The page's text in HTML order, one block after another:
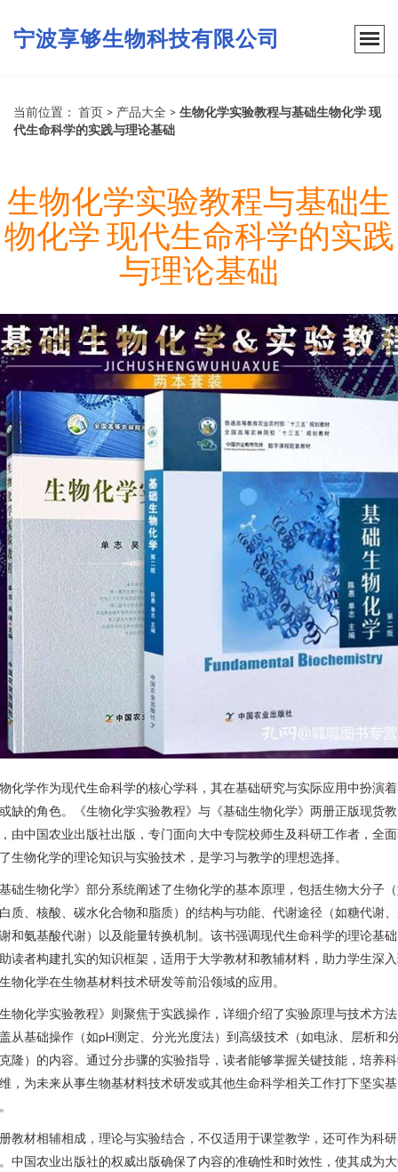
宁波享够生物科技有限公司
当前位置： 首页 > 产品大全 > 生物化学实验教程与基础生物化学 现
代生命科学的实践与理论基础
生物化学实验教程与基础生
物化学 现代生命科学的实践
与理论基础
化学作为现代生命科学的核心学科，其在基础研究与实际应用中扮演
缺的角色。《生物化学实验教程》与《基础生物化学》两册正版现货教
由中国农业出版社出版，专门面向大中专院校师生及科研工作者，全
生物化学的理论知识与实验技术，是学习与教学的理想选择。
础生物化学》部分系统阐述了生物化学的基本原理，包括生物大分子
质、核酸、碳水化合物和脂质）的结构与功能、代谢途径（如糖代谢
和氨基酸代谢）以及能量转换机制。该书强调现代生命科学的理论基
读者构建扎实的知识框架，适用于大学教材和教辅材料，助力学生深
物化学在生物基材料技术研发等前沿领域的应用。
物化学实验教程》则聚焦于实践操作，详细介绍了实验原理与技术方
从基础操作（如pH测定、分光光度法）到高级技术（如电泳、层析和
隆）的内容。通过分步骤的实验指导，读者能够掌握关键技能，培养
，为未来从事生物基材料技术研发或其他生命科学相关工作打下坚实基
教材相辅相成，理论与实验结合，不仅适用于课堂教学，还可作为科
中国农业出版社的权威出版确保了内容的准确性和时效性，使其成为